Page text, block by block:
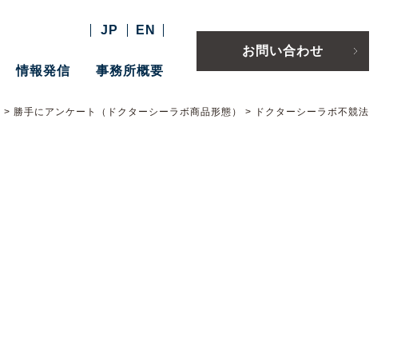
JP EN
情報発信 事務所概要
お問い合わせ
> 勝手にアンケート（ドクターシーラボ商品形態） > ドクターシーラボ不競法